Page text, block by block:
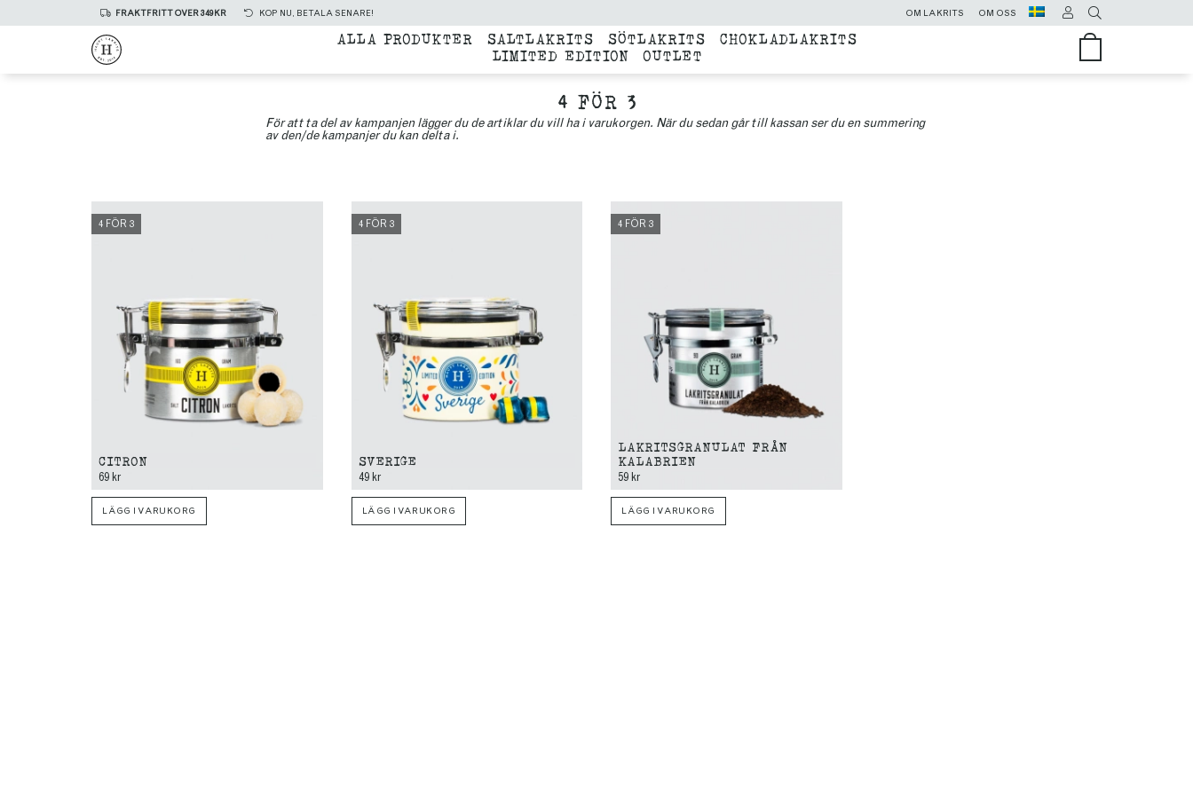
FRAKTFRITT ÖVER 349KR KÖP NU, BETALA SENARE! OM LAKRITS OM OSS
ALLA PRODUKTER SALTLAKRITS SÖTLAKRITS
CHOKLADLAKRITS
LIMITED EDITION
OUTLET
4 FÖR 3
För att ta del av kampanjen lägger du de artiklar du vill ha i varukorgen. När du sedan går till kassan ser du en summering
av den/de kampanjer du kan delta i.
4 FÖR 3
CITRON
69 kr
LÄGG I VARUKORG
4 FÖR 3
SVERIGE
49 kr
LÄGG I VARUKORG
4 FÖR 3
LAKRITSGRANULAT FRÅN
KALABRIEN
59 kr
LÄGG I VARUKORG